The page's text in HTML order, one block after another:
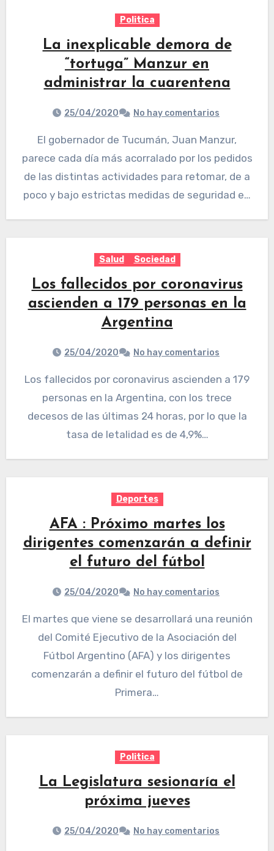
Politica
La inexplicable demora de
“tortuga” Manzur en
administrar la cuarentena
25/04/2020 No hay comentarios
El gobernador de Tucumán, Juan Manzur,
parece cada día más acorralado por los pedidos
de las distintas actividades para retomar, de a
poco y bajo estrictas medidas de seguridad e…
Salud Sociedad
Los fallecidos por coronavirus
ascienden a 179 personas en la
Argentina
25/04/2020 No hay comentarios
Los fallecidos por coronavirus ascienden a 179
personas en la Argentina, con los trece
decesos de las últimas 24 horas, por lo que la
tasa de letalidad es de 4,9%…
Deportes
AFA : Próximo martes los
dirigentes comenzarán a definir
el futuro del fútbol
25/04/2020 No hay comentarios
El martes que viene se desarrollará una reunión
del Comité Ejecutivo de la Asociación del
Fútbol Argentino (AFA) y los dirigentes
comenzarán a definir el futuro del fútbol de
Primera…
Politica
La Legislatura sesionaría el
próxima jueves
25/04/2020 No hay comentarios